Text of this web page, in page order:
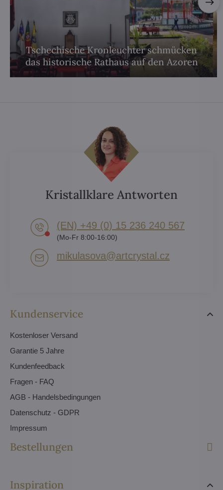
Tschechische Kronleuchter schmücken
das historische Rathaus auf den Azoren
Kundenservice
Kostenloser Versand
Garantie 5 Jahre
Kundenfeedback
Fragen - FAQ
AGB - Handelsbedingungen
Datenschutz - GDPR
Impressum
Bestellungen
Inspiration
Kristallklare Antworten
(EN) +49 (0) 15 236 240 567
(Mo-Fr 8:00-16:00)
mikulasova​@artcrystal​.cz